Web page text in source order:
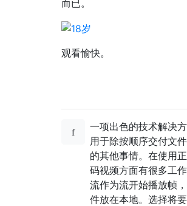
而已。
观看愉快。
一项出色的技术解决
用于除按顺序交付文
的其他事情。在使用
码视频方面有很多工
流作为流开始播放帧
件放在本地。选择将